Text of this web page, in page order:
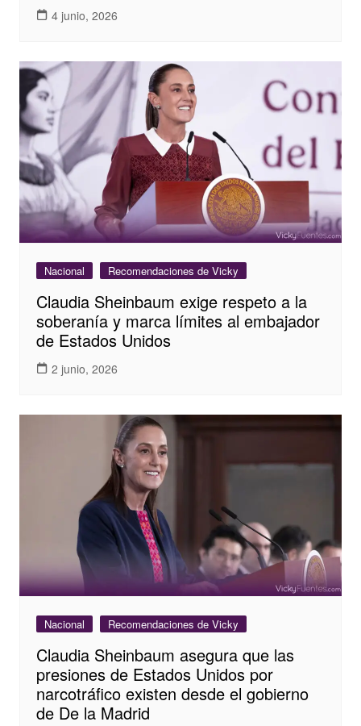
4 junio, 2026
Nacional Recomendaciones de Vicky
Claudia Sheinbaum exige respeto a la
soberanía y marca límites al embajador
de Estados Unidos
2 junio, 2026
Nacional Recomendaciones de Vicky
Claudia Sheinbaum asegura que las
presiones de Estados Unidos por
narcotráfico existen desde el gobierno
de De la Madrid